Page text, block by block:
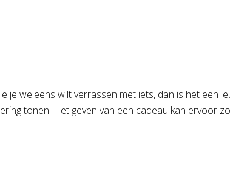
je weleens wilt verrassen met iets, dan is het een
tonen. Het geven van een cadeau kan ervoor